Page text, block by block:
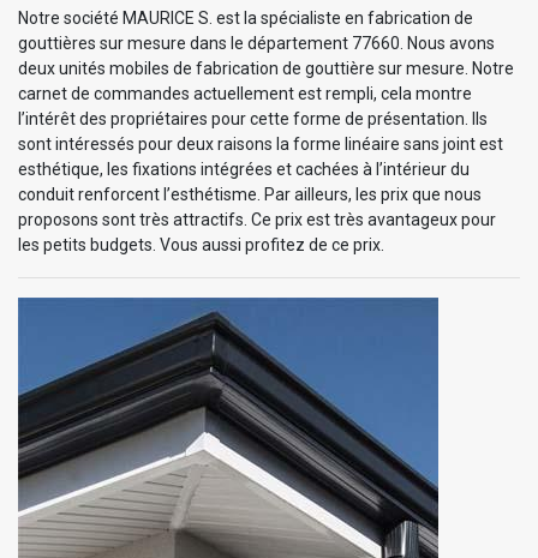
Notre société MAURICE S. est la spécialiste en fabrication de
gouttières sur mesure dans le département 77660. Nous avons
deux unités mobiles de fabrication de gouttière sur mesure. Notre
carnet de commandes actuellement est rempli, cela montre
l’intérêt des propriétaires pour cette forme de présentation. Ils
sont intéressés pour deux raisons la forme linéaire sans joint est
esthétique, les fixations intégrées et cachées à l’intérieur du
conduit renforcent l’esthétisme. Par ailleurs, les prix que nous
proposons sont très attractifs. Ce prix est très avantageux pour
les petits budgets. Vous aussi profitez de ce prix.